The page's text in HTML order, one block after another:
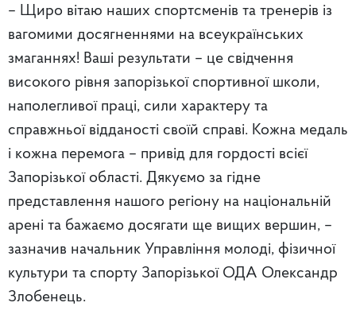
– Щиро вітаю наших спортсменів та тренерів із
вагомими досягненнями на всеукраїнських
змаганнях! Ваші результати – це свідчення
високого рівня запорізької спортивної школи,
наполегливої праці, сили характеру та
справжньої відданості своїй справі. Кожна медаль
і кожна перемога – привід для гордості всієї
Запорізької області. Дякуємо за гідне
представлення нашого регіону на національній
арені та бажаємо досягати ще вищих вершин, –
зазначив начальник Управління молоді, фізичної
культури та спорту Запорізької ОДА Олександр
Злобенець.